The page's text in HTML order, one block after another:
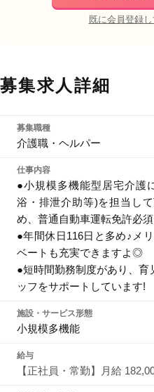
既に会員登録
募集求人詳細
募集職種
介護職・ヘルパー
仕事内容
●小規模多機能型居宅介護
浴・排泄介助等)を担当し
め、普通自動車運転免許必
●年間休日116日と多め♪メ
ベートも充実できますよ◎
●短時間勤務制度があり、育
ッフをサポートしています!
施設・サービス形態
小規模多機能
給与
【正社員・常勤】月給